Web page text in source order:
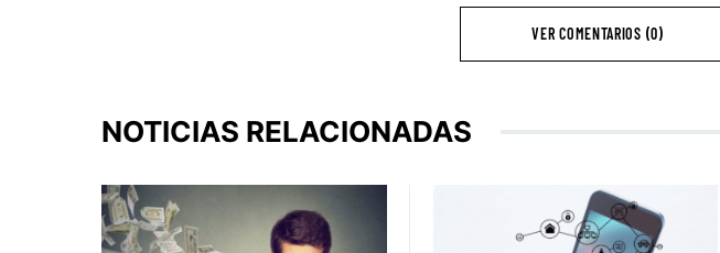
VER COMENTARIOS (0)
NOTICIAS RELACIONADAS